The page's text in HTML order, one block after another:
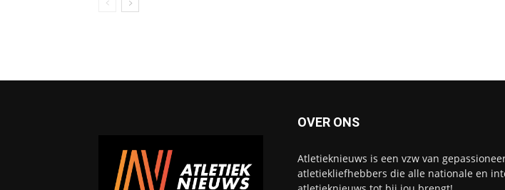
OVER ONS
Atletieknieuws is een vzw van
atletiekliefhebbers die alle nationale en